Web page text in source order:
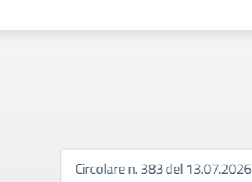
Circolare n. 383 del 13.07.2026